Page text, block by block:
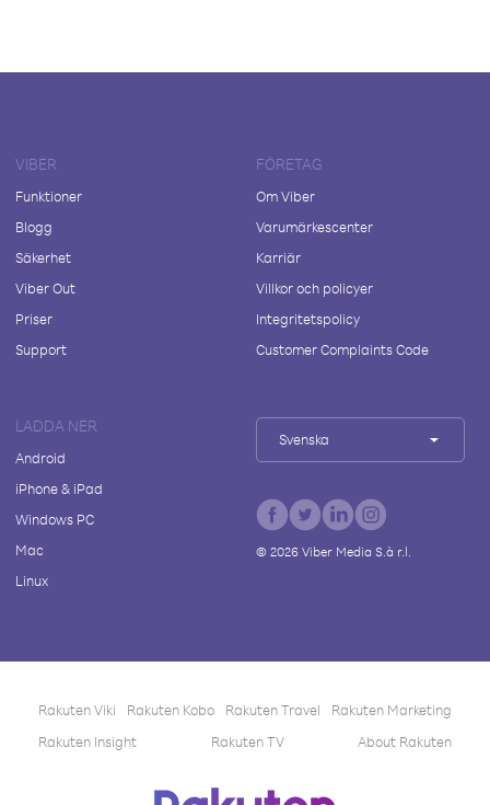
VIBER
Funktioner
Blogg
Säkerhet
Viber Out
Priser
Support
FÖRETAG
Om Viber
Varumärkescenter
Karriär
Villkor och policyer
Integritetspolicy
Customer Complaints Code
LADDA NER
Android
iPhone & iPad
Windows PC
Mac
Linux
Svenska
© 2026Viber Media S.à r.l.
Rakuten Viki Rakuten Kobo Rakuten Travel
Rakuten Marketing
Rakuten Insight
Rakuten TV About Rakuten